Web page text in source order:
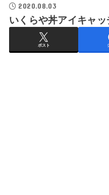
2020.08.03
いくらや丼アイキャ
ポスト